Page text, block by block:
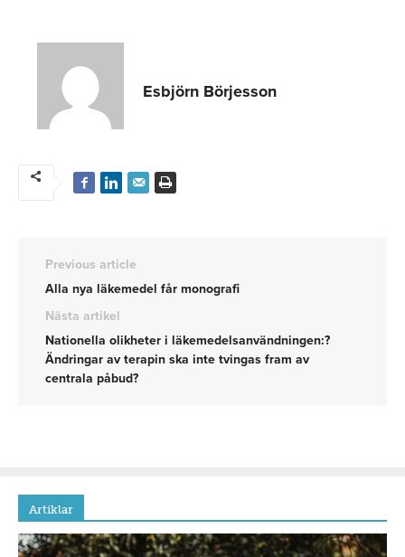
Esbjörn Börjesson
Previous article
Alla nya läkemedel får monografi
Nästa artikel
Nationella olikheter i läkemedelsanvändningen:?
Ändringar av terapin ska inte tvingas fram av
centrala påbud?
Artiklar